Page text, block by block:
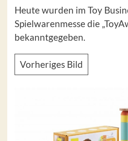
Heute wurden im Toy
Spielwarenmesse die
bekanntgegeben.
Vorheriges Bild